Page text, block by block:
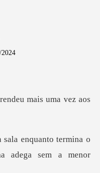
mais uma vez aos
quanto termina o